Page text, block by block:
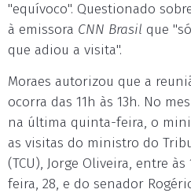
"equívoco". Questionado
à emissora CNN Brasil que
que adiou a visita".
Moraes autorizou que a
ocorra das 11h às 13h. No
na última quinta-feira, o
as visitas do ministro do
(TCU), Jorge Oliveira, entre
feira, 28, e do senador